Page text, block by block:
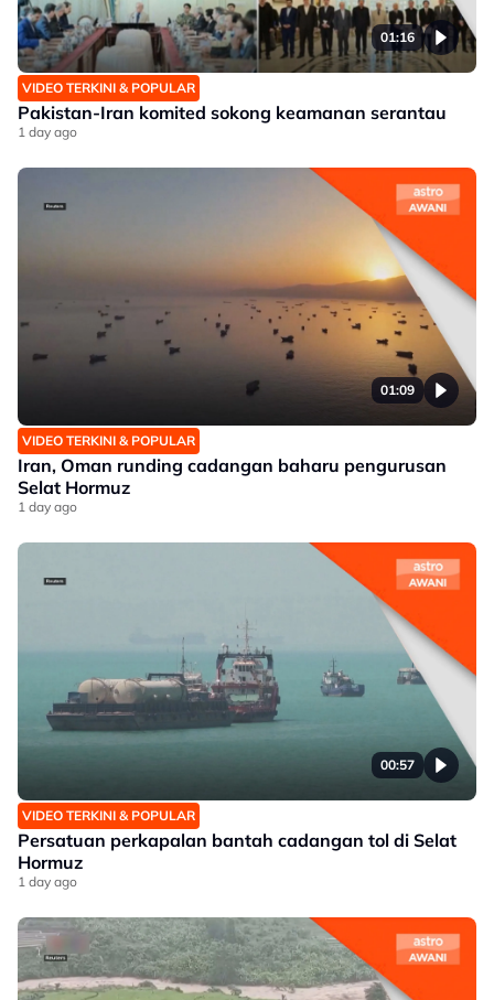
01:16
VIDEO TERKINI & POPULAR
Pakistan-Iran komited sokong keamanan serantau
1 day ago
01:09
VIDEO TERKINI & POPULAR
Iran, Oman runding cadangan baharu pengurusan
Selat Hormuz
1 day ago
00:57
VIDEO TERKINI & POPULAR
Persatuan perkapalan bantah cadangan tol di Selat
Hormuz
1 day ago